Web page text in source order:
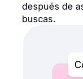
después de
buscas.